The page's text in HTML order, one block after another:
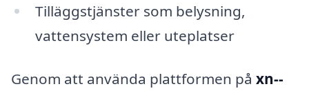
Tilläggstjänster som belysning,
vattensystem eller uteplatser
Genom att använda plattformen på xn--